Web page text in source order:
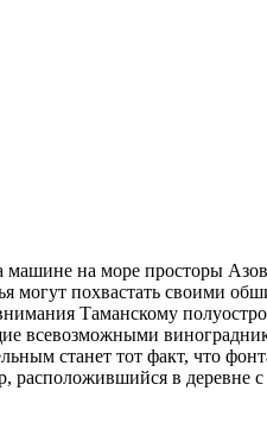
на море просторы
могут похвастать своими
Таманскому
всевозможными
станет тот факт, что
расположившийся в